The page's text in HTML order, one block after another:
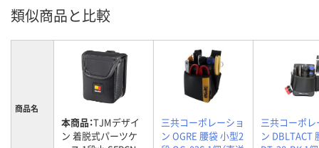
類似商品と比較
商品名
本商品：TJMデザイ
ン 着脱式パーツケ
三共コーポレーショ
ン OGRE 腰袋 小型2
三共コーポ
ン DBLTACT